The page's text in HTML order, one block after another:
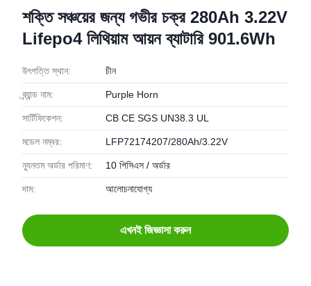
শক্তি সঞ্চয়ের জন্য গভীর চক্র 280Ah 3.22V
Lifepo4 লিথিয়াম আয়ন ব্যাটারি 901.6Wh
উৎপত্তি স্থান: চীন
ব্র্যান্ড নাম: Purple Horn
সার্টিফিকেশন: CB CE SGS UN38.3 UL
মডেল নম্বর: LFP72174207/280Ah/3.22V
ন্যূনতম অর্ডার পরিমাণ: 10 পিসিএস / অর্ডার
দাম: আলোচনাযোগ্য
এখনই জিজ্ঞাসা করুন